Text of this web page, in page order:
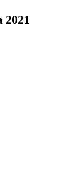
2021